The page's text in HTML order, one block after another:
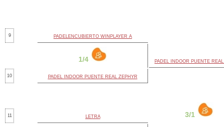
9 PADELENCUBIERTO WINPLAYER A
1/4 PADEL INDOOR PUENTE
10 PADEL INDOOR PUENTE REAL ZEPHYR
3/1
11 LETRA